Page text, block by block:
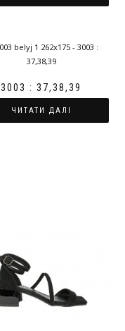
3003 : 37,38,39
ЧИТАТИ ДАЛІ